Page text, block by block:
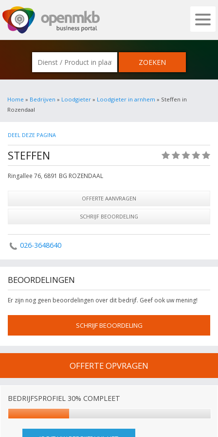
OPENMKB - DE ZAKELIJKE PORTAL
Home » Bedrijven » Loodgieter » Loodgieter in arnhem » Steffen in
Rozendaal
DEEL DEZE PAGINA
STEFFEN
Ringallee 76, 6891 BG ROZENDAAL
OFFERTE AANVRAGEN
SCHRIJF BEOORDELING
026-3648640
BEOORDELINGEN
Er zijn nog geen beoordelingen over dit bedrijf. Geef ook uw mening!
SCHRIJF BEOORDELING
OFFERTE OPVRAGEN
BEDRIJFSPROFIEL 30% COMPLEET